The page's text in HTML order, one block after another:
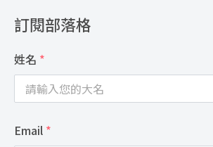
訂閱部落格
姓名 *
Email *